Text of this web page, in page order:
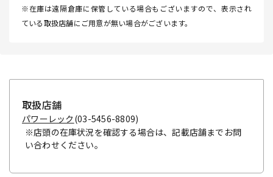
※在庫は遠隔倉庫に保管している場合もございますので、表示され
ている取扱店舗にご用意が無い場合がございます。
取扱店舗
パワーレック (03-5456-8809)
※店頭の在庫状況を確認する場合は、記載店舗までお問
い合わせください。